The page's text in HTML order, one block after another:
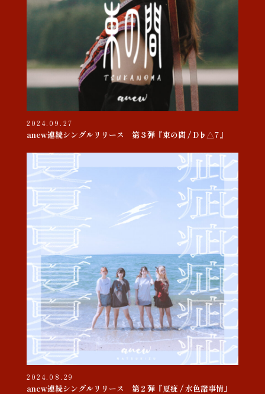
2024.09.27
anew連続シングルリリース 第３弾『束の間 / D♭△7』
2024.08.29
anew連続シングルリリース 第２弾『夏疵 / 水色諸事情』